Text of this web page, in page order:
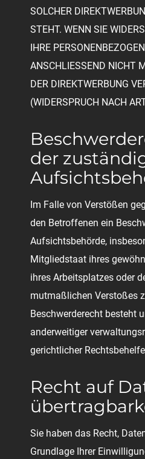
SOLCHER
STEHT. WENN SIE
IHRE
ANSCHLIESSEND NICHT
DER DIREKTWERBUNG
(WIDERSPRUCH NACH
der
Im Falle von Verstößen
den Betroffenen ein
Aufsichtsbehörde,
Mitgliedstaat ihres
ihres Arbeitsplatzes oder
mutmaßlichen Verstoßes
Beschwerderecht besteht
anderweitiger
gerichtlicher
Recht auf
Sie haben das Recht,
Grundlage Ihrer